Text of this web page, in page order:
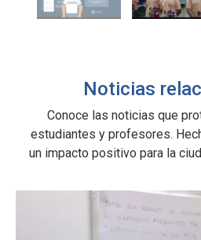
Noticias
Conoce las noticias que
estudiantes y profesores.
un impacto positivo para la